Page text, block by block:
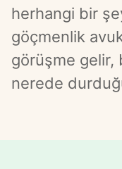
herhangi bir
göçmenlik
görüşme gelir,
nerede